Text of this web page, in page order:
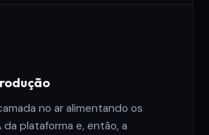
no ar alimentando os
da plataforma e, então, a